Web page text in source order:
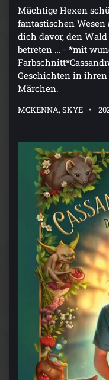
Mächtige Hexen
fantastischen Wesen
dich davor, den
betreten … - *mit
Geschichten in
Märchen.
MCKENNA, SKYE